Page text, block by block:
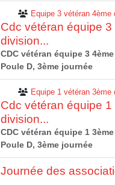
Equipe 3 vétéran
Cdc vétéran équipe 3
division...
CDC vétéran équipe 3
Poule D, 3ème journée
Equipe 1 vétéran
Cdc vétéran équipe 1
division...
CDC vétéran équipe 1
Poule D, 3ème journée
Journée des